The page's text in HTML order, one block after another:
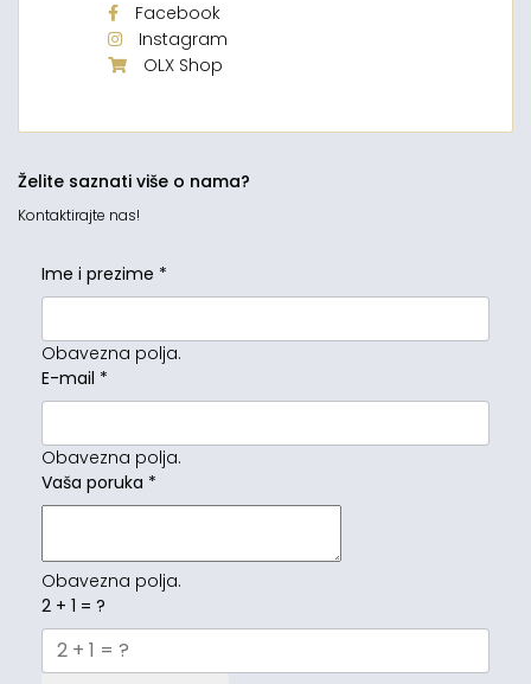
Facebook
Instagram
OLX Shop
Želite saznati više o nama?
Kontaktirajte nas!
Ime i prezime *
Obavezna polja.
E-mail *
Obavezna polja.
Vaša poruka *
Obavezna polja.
2 + 1 = ?